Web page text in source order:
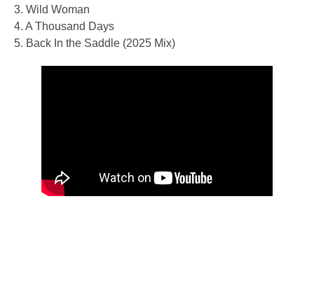
3. Wild Woman
4. A Thousand Days
5. Back In the Saddle (2025 Mix)